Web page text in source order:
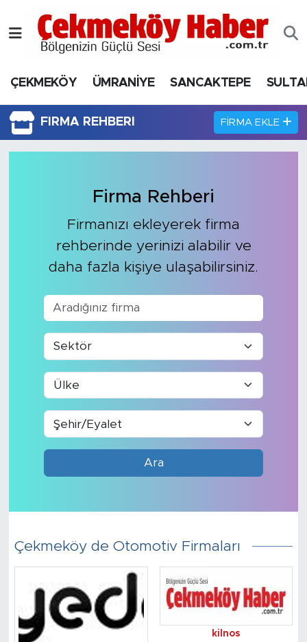
ÇEKMEKÖY ÜMRANİYE SANCAKTEPE
FIRMA REHBERI FIRMA EKLE
Firma Rehberi
Firmanızı ekleyerek firma
rehberinde yerinizi alabilir ve
daha fazla kişiye ulaşabilirsiniz.
Ara
Çekmeköy de Otomotiv Firmaları
kilnos
Nöbetçi Eczaneler
Hava Durumu
Namaz Vakitleri
Süper Lig Puan Durumu ve Fikstür
Tüm Manşetler
Son Dakika Haberleri
Haber Arşivi